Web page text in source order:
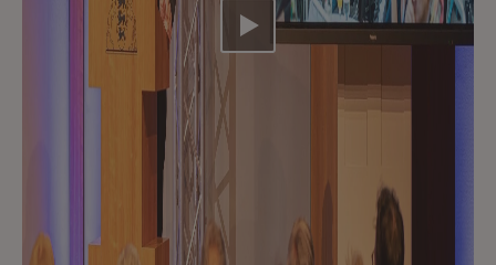
Video abspielen